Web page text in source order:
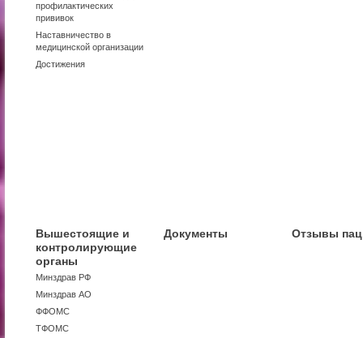
профилактических
прививок
Наставничество в
медицинской организации
Достижения
Вышестоящие и
контролирующие
органы
Минздрав РФ
Минздрав АО
ФФОМС
ТФОМС
Документы Отзывы